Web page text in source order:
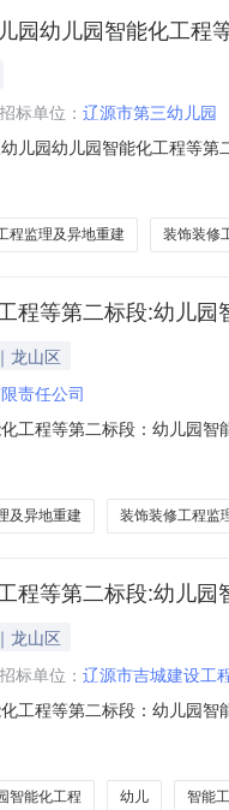
园幼儿园智能化工
招标单位： 辽源市第三幼儿园
儿园幼儿园智能化工程等
公告日期2019年07月23日
程监理及异地重建 装饰装修
程等第二标段:幼儿
龙山区
责任公司
工程等第二标段：幼儿园
能化工程等第二标段：幼
及异地重建 装饰装修工程监
程等第二标段:幼儿
龙山区
招标单位： 辽源市吉城建设工
工程等第二标段：幼儿园
布如下：项目名称：辽源
智能化工程 幼儿 智能